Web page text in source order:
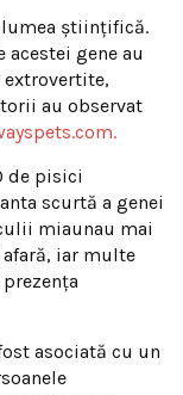
lumea științifică.
acestei gene au
au observat
de pisici
scurtă a genei
miaunau mai
iar multe
asociată cu un